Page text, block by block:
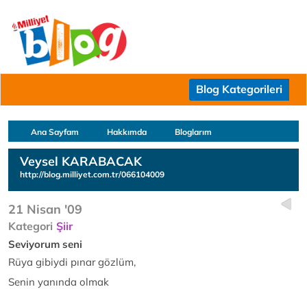
Blog Kategorileri
Ana Sayfam Hakkımda Bloglarım
Veysel KARABACAK
http://blog.milliyet.com.tr/066104009
21 Nisan '09
Kategori Şiir
Seviyorum seni
Rüya gibiydi pınar gözlüm,
Senin yanında olmak